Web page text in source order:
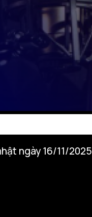
ngày 16/11/2025